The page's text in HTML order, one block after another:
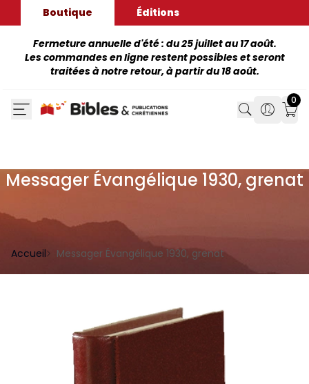
Boutique Éditions
Fermeture annuelle d'été : du 25 juillet au 17 août.
Les commandes en ligne restent possibles et seront
traitées à notre retour, à partir du 18 août.
Search
Search
0
Messager Évangélique 1930, grenat
Accueil Messager Évangélique 1930, grenat